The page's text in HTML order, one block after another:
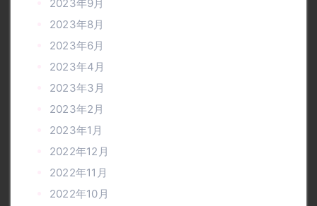
2023年9月
2023年8月
2023年6月
2023年4月
2023年3月
2023年2月
2023年1月
2022年12月
2022年11月
2022年10月